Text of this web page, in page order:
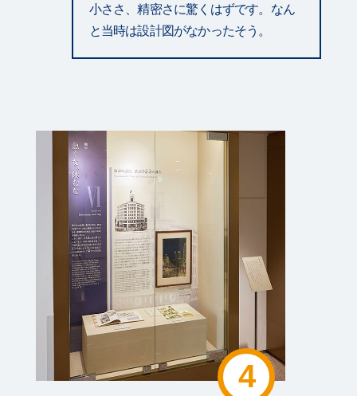
小ささ、精密さに驚くはずです。なん
と当時は設計図がなかったそう。
4